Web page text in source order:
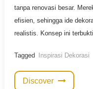
tanpa renovasi besar.
efisien, sehingga ide
realistis. Konsep ini
Tagged Inspirasi Dekorasi
Discover